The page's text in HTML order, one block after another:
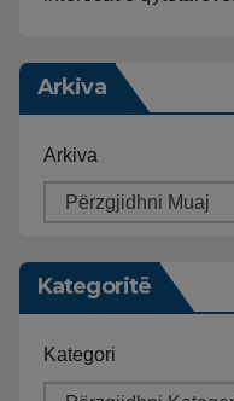
Arkiva
Arkiva
Kategoritë
Kategori